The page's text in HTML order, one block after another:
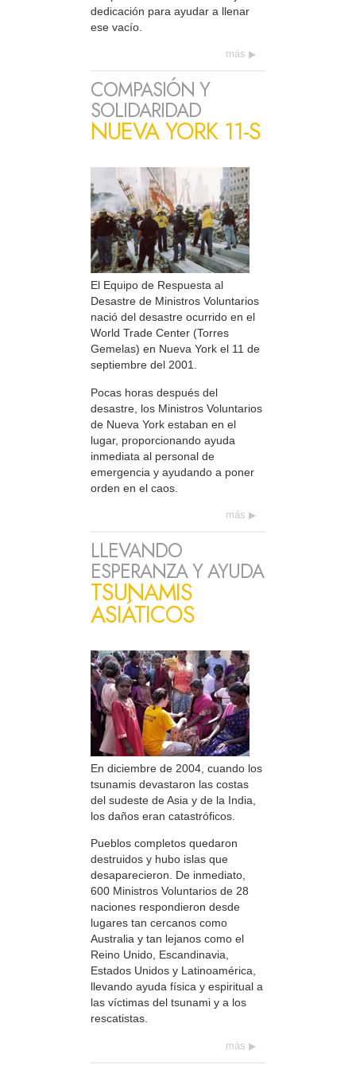
dedicación para ayudar a llenar
ese vacío.
más
COMPASIÓN Y
SOLIDARIDAD
NUEVA YORK 11-S
El Equipo de Respuesta al
Desastre de Ministros Voluntarios
nació del desastre ocurrido en el
World Trade Center (Torres
Gemelas) en Nueva York el 11 de
septiembre del 2001.
Pocas horas después del
desastre, los Ministros Voluntarios
de Nueva York estaban en el
lugar, proporcionando ayuda
inmediata al personal de
emergencia y ayudando a poner
orden en el caos.
más
LLEVANDO
ESPERANZA Y AYUDA
TSUNAMIS
ASIÁTICOS
En diciembre de 2004, cuando los
tsunamis devastaron las costas
del sudeste de Asia y de la India,
los daños eran catastróficos.
Pueblos completos quedaron
destruidos y hubo islas que
desaparecieron. De inmediato,
600 Ministros Voluntarios de 28
naciones respondieron desde
lugares tan cercanos como
Australia y tan lejanos como el
Reino Unido, Escandinavia,
Estados Unidos y Latinoamérica,
llevando ayuda física y espiritual a
las víctimas del tsunami y a los
rescatistas.
más